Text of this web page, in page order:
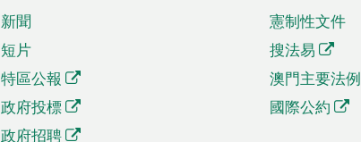
新聞
短片
特區公報
政府投標
政府招聘
憲制性文件
搜法易
澳門主要法例
國際公約